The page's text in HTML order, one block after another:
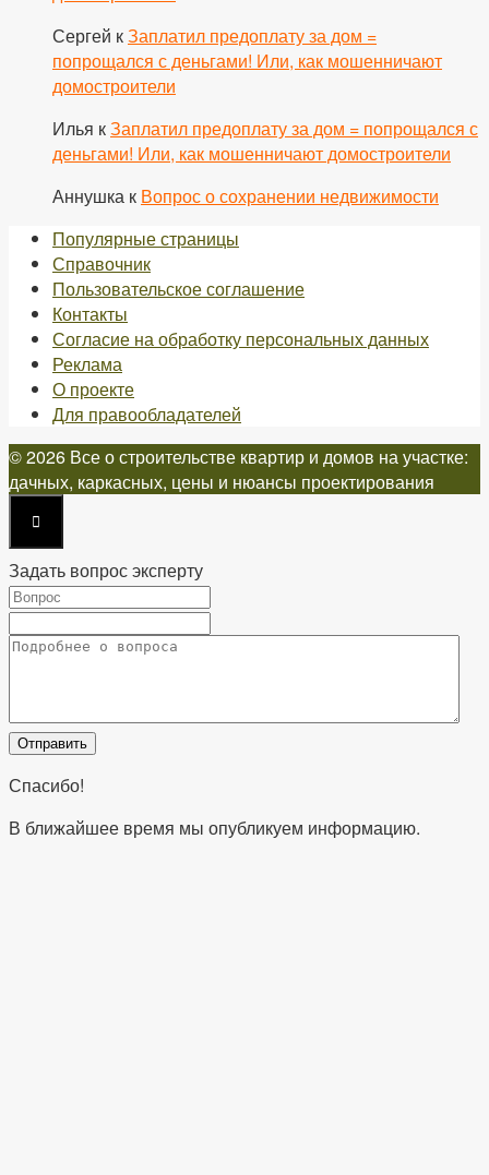
Сергей кЗаплатил предоплату за дом =
попрощался с деньгами! Или, как мошенничают
домостроители
Илья кЗаплатил предоплату за дом = попрощался с
деньгами! Или, как мошенничают домостроители
Аннушка к Вопрос о сохранении недвижимости
Популярные страницы
Справочник
Пользовательское соглашение
Контакты
Согласие на обработку персональных данных
Реклама
О проекте
Для правообладателей
© 2026 Все о строительстве квартир и домов на участке:
дачных, каркасных, цены и нюансы проектирования
Задать вопрос эксперту
Спасибо!
В ближайшее время мы опубликуем информацию.